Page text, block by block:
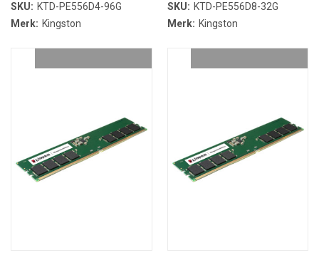
SKU: KTD-PE556D4-96G
Merk: Kingston
SKU: KTD-PE556D8-32G
Merk: Kingston